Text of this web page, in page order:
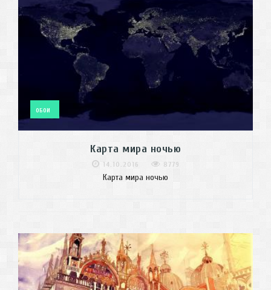
ОБОИ
Карта мира ночью
14.10.2016 8779
Карта мира ночью